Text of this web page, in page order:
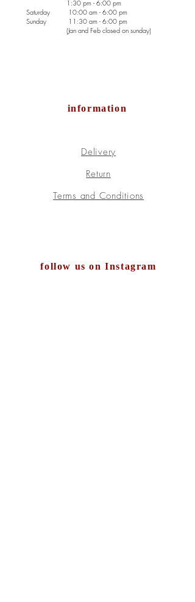
1:30 pm - 6:00 pm
Saturday 10:00 am - 6:00 pm
Sunday
11:30 am - 6:00 pm
(Jan and Feb closed on sunday)
information
Delivery
Return
Terms and Conditions
follow us on Instagram